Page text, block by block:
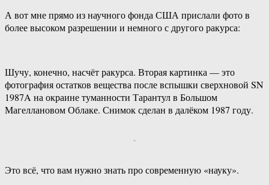
А вот мне прямо из научного фонда США прислали фото в
более высоком разрешении и немного с другого ракурса:
Шучу, конечно, насчёт ракурса. Вторая картинка — это
фотография остатков вещества после вспышки сверхновой SN
1987A на окраине туманности Тарантул в Большом
Магеллановом Облаке. Снимок сделан в далёком 1987 году.
Это всё, что вам нужно знать про современную «науку».